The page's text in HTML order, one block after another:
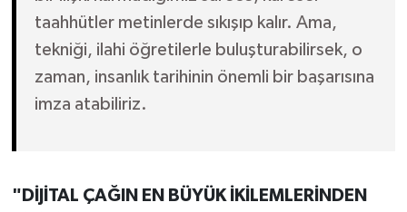
taahhütler metinlerde sıkışıp kalır. Ama,
tekniği, ilahi öğretilerle buluşturabilirsek, o
zaman, insanlık tarihinin önemli bir başarısına
imza atabiliriz.
"DİJİTAL ÇAĞIN EN BÜYÜK İKİLEMLERİNDEN